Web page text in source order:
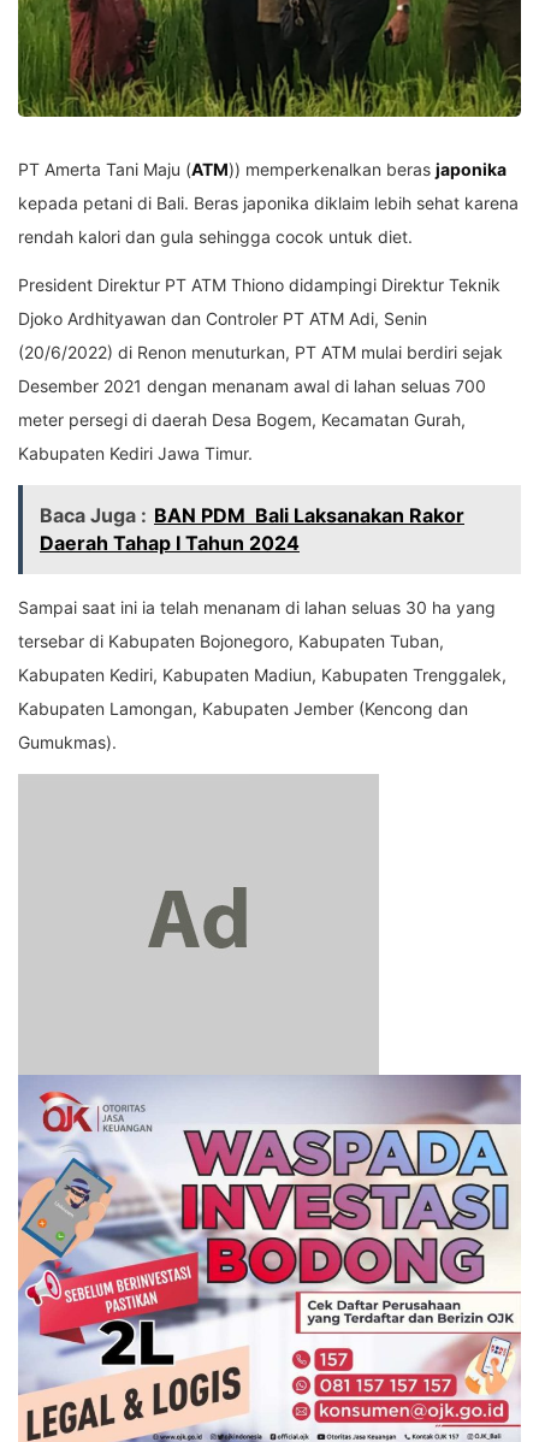
PT Amerta Tani Maju (ATM)) memperkenalkan beras japonika
kepada petani di Bali. Beras japonika diklaim lebih sehat karena
rendah kalori dan gula sehingga cocok untuk diet.
President Direktur PT ATM Thiono didampingi Direktur Teknik
Djoko Ardhityawan dan Controler PT ATM Adi, Senin
(20/6/2022) di Renon menuturkan, PT ATM mulai berdiri sejak
Desember 2021 dengan menanam awal di lahan seluas 700
meter persegi di daerah Desa Bogem, Kecamatan Gurah,
Kabupaten Kediri Jawa Timur.
Baca Juga : BAN PDM Bali Laksanakan Rakor
Daerah Tahap I Tahun 2024
Sampai saat ini ia telah menanam di lahan seluas 30 ha yang
tersebar di Kabupaten Bojonegoro, Kabupaten Tuban,
Kabupaten Kediri, Kabupaten Madiun, Kabupaten Trenggalek,
Kabupaten Lamongan, Kabupaten Jember (Kencong dan
Gumukmas).